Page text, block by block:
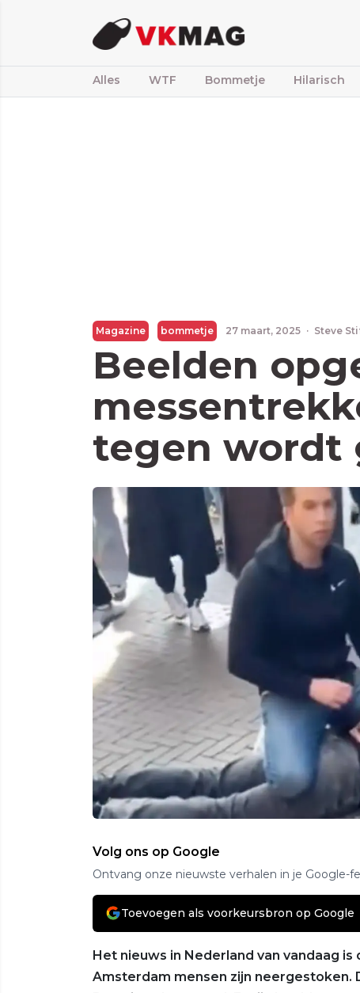
Alles WTF Bommetje Hilarisch
Magazine bommetje 27 maart, 2025 · Steve
Beelden
tegen wordt
Volg ons op Google
Ontvang onze nieuwste verhalen in je Google-
Toevoegen als voorkeursbron op Google
Het nieuws in Nederland van vandaag
Amsterdam mensen zijn